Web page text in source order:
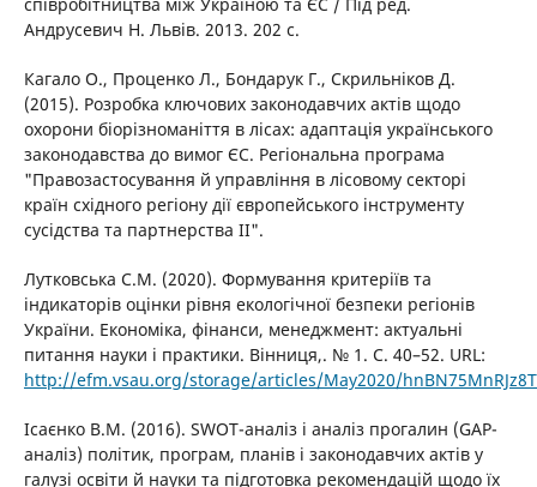
Андрусевич Н. Львів. 2013. 202 с.
Кагало О., Проценко Л., Бондарук Г., Скрильніков Д.
(2015). Розробка ключових законодавчих актів щодо
охорони біорізноманіття в лісах: адаптація українського
законодавства до вимог ЄС. Регіональна програма
"Правозастосування й управління в лісовому секторі
країн східного регіону дії європейського інструменту
сусідства та партнерства II".
Лутковська С.М. (2020). Формування критеріїв та
індикаторів оцінки рівня екологічної безпеки регіонів
України. Економіка, фінанси, менеджмент: актуальні
питання науки і практики. Вінниця,. № 1. С. 40–52. URL:
http://efm.vsau.org/storage/articles/May2020/
Ісаєнко В.М. (2016). SWOT-аналіз і аналіз прогалин (GAP-
аналіз) політик, програм, планів і законодавчих актів у
галузі освіти й науки та підготовка рекомендацій щодо їх